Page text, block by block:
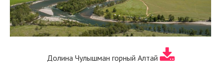
Долина Чулышман горный Алтай